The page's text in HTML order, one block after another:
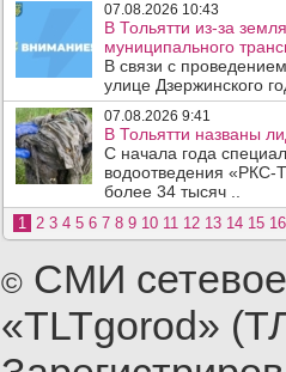
07.08.2026 10:43
В Тольятти из-за
муниципального
В связи с
улице Дзержинского
07.08.2026 9:41
В Тольятти названы
С начала года
водоотведения «РКС-
более 34 тысяч ..
1 2 3 4 5 6 7 8 9 10 11 12 13 14 15 16
© СМИ
«TLTgorod»